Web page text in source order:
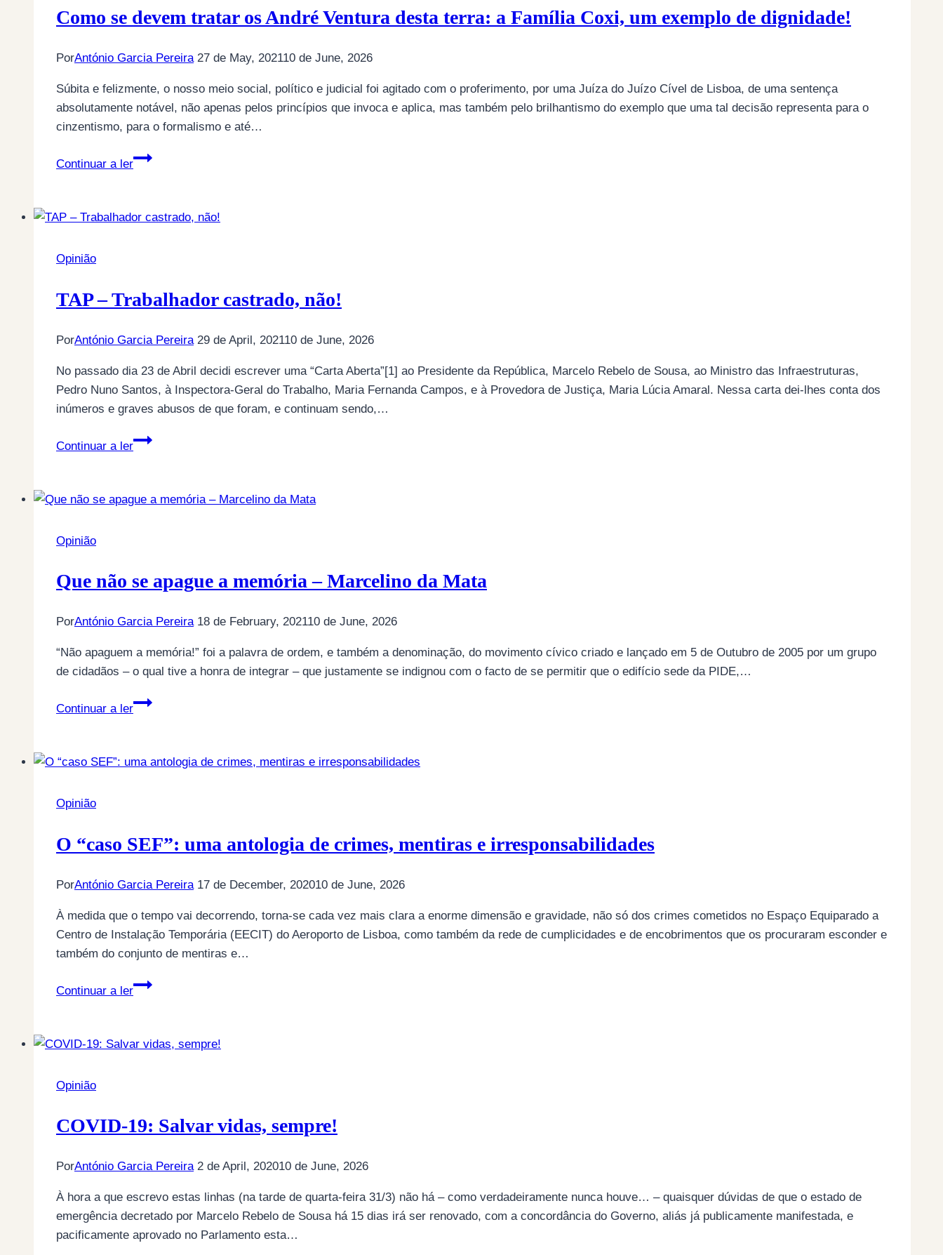
horários
de
a
caminho!
Como se devem tratar os André Ventura desta terra: a Família Coxi, um exemplo de dignidade!
PorAntónio Garcia Pereira 27 de May, 202110 de June, 2026
Súbita e felizmente, o nosso meio social, político e judicial foi agitado com o proferimento, por uma Juíza do Juízo Cível de Lisboa, de uma sentença
absolutamente notável, não apenas pelos princípios que invoca e aplica, mas também pelo brilhantismo do exemplo que uma tal decisão representa para o
cinzentismo, para o formalismo e até…
Continuar a ler
Como
tratar
desta
terra:
Família
Coxi,
um
exemplo
dignidade!
Opinião
TAP – Trabalhador castrado, não!
PorAntónio Garcia Pereira 29 de April, 202110 de June, 2026
No passado dia 23 de Abril decidi escrever uma “Carta Aberta”[1] ao Presidente da República, Marcelo Rebelo de Sousa, ao Ministro das Infraestruturas,
Pedro Nuno Santos, à Inspectora-Geral do Trabalho, Maria Fernanda Campos, e à Provedora de Justiça, Maria Lúcia Amaral. Nessa carta dei-lhes conta dos
inúmeros e graves abusos de que foram, e continuam sendo,…
Continuar a ler
TAP
castrado,
Opinião
Que não se apague a memória – Marcelino da Mata
PorAntónio Garcia Pereira 18 de February, 202110 de June, 2026
“Não apaguem a memória!” foi a palavra de ordem, e também a denominação, do movimento cívico criado e lançado em 5 de Outubro de 2005 por um grupo
de cidadãos – o qual tive a honra de integrar – que justamente se indignou com o facto de se permitir que o edifício sede da PIDE,…
Continuar a ler
Que
apague
da
Opinião
O “caso SEF”: uma antologia de crimes, mentiras e irresponsabilidades
PorAntónio Garcia Pereira 17 de December, 202010 de June, 2026
À medida que o tempo vai decorrendo, torna-se cada vez mais clara a enorme dimensão e gravidade, não só dos crimes cometidos no Espaço Equiparado a
Centro de Instalação Temporária (EECIT) do Aeroporto de Lisboa, como também da rede de cumplicidades e de encobrimentos que os procuraram esconder e
também do conjunto de mentiras e…
Continuar a ler
O
uma
mentiras
e
Opinião
COVID-19: Salvar vidas, sempre!
PorAntónio Garcia Pereira 2 de April, 202010 de June, 2026
À hora a que escrevo estas linhas (na tarde de quarta-feira 31/3) não há – como verdadeiramente nunca houve… – quaisquer dúvidas de que o estado de
emergência decretado por Marcelo Rebelo de Sousa há 15 dias irá ser renovado, com a concordância do Governo, aliás já publicamente manifestada, e
pacificamente aprovado no Parlamento esta…